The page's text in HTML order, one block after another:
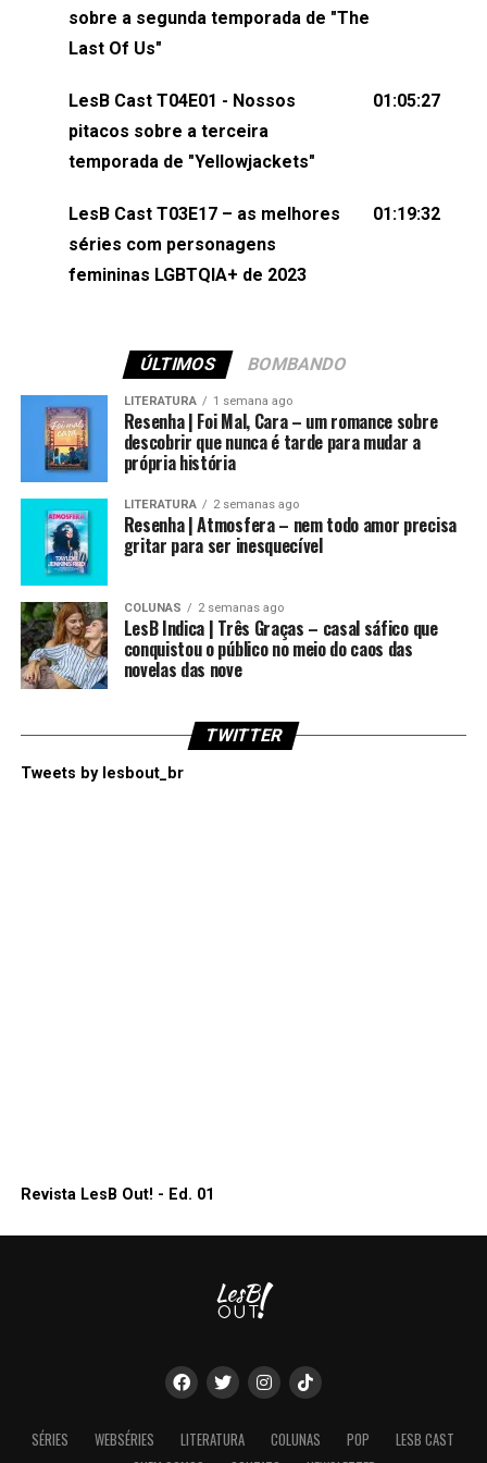
sociais:Twitter: ⁠⁠⁠⁠@lesbout_br⁠⁠⁠⁠ Instagram: ⁠⁠⁠⁠@lesbout_br⁠⁠⁠⁠
(⁠⁠⁠⁠⁠⁠@KarolenPassos⁠⁠⁠⁠⁠⁠)Participação de Bruna Fentanes
(⁠⁠⁠⁠@brunarfentanes⁠⁠⁠⁠) e Pollyelly FlorêncioEdição de
Naiady Machado
sobre a segunda temporada de "The
Last Of Us"
LesB Cast T04E01 - Nossos
pitacos sobre a terceira
temporada de "Yellowjackets"
01:05:27
LesB Cast T03E17 – as melhores
séries com personagens
femininas LGBTQIA+ de 2023
01:19:32
ÚLTIMOS BOMBANDO
LITERATURA 1 semana ago
Resenha | Foi Mal, Cara – um romance sobre
descobrir que nunca é tarde para mudar a
própria história
LITERATURA 2 semanas ago
Resenha | Atmosfera – nem todo amor precisa
gritar para ser inesquecível
COLUNAS 2 semanas ago
LesB Indica | Três Graças – casal sáfico que
conquistou o público no meio do caos das
novelas das nove
TWITTER
Tweets by lesbout_br
Revista LesB Out! - Ed. 01
SÉRIES WEBSÉRIES LITERATURA COLUNAS POP
LESB CAST